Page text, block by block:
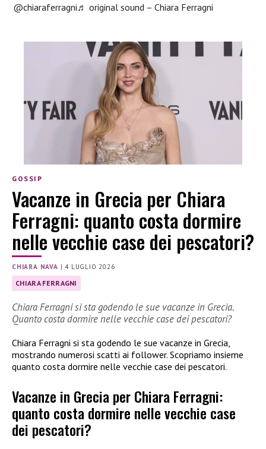
@chiaraferragni♬ original sound – Chiara Ferragni
GOSSIP
Vacanze in Grecia per Chiara
Ferragni: quanto costa dormire
nelle vecchie case dei pescatori?
CHIARA NAVA |4 LUGLIO 2026
CHIARA FERRAGNI
Chiara Ferragni si sta godendo le sue vacanze in Grecia.
Quanto costa dormire nelle vecchie case dei pescatori?
Chiara Ferragni si sta godendo le sue vacanze in Grecia,
mostrando numerosi scatti ai follower. Scopriamo insieme
quanto costa dormire nelle vecchie case dei pescatori.
Vacanze in Grecia per Chiara Ferragni:
quanto costa dormire nelle vecchie case
dei pescatori?